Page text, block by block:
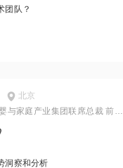
团队？
北京
与家庭产业集团联席总裁 前美
人 全栈产品运营导师
洞察和分析